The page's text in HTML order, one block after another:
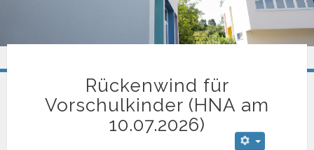
Rückenwind für
Vorschulkinder (HNA am
10.07.2026)